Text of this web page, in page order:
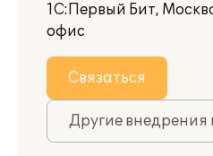
1С:Первый Бит,
офис
Связаться
Другие внедрения